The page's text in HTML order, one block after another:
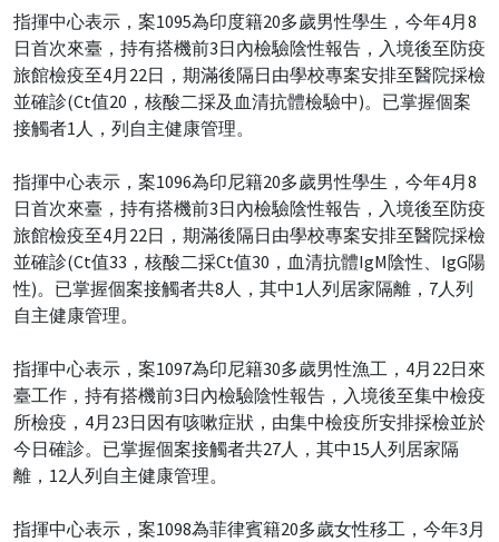
指揮中心表示，案1095為印度籍20多歲男性學生，今年4月8
日首次來臺，持有搭機前3日內檢驗陰性報告，入境後至防疫
旅館檢疫至4月22日，期滿後隔日由學校專案安排至醫院採檢
並確診(Ct值20，核酸二採及血清抗體檢驗中)。已掌握個案
接觸者1人，列自主健康管理。
指揮中心表示，案1096為印尼籍20多歲男性學生，今年4月8
日首次來臺，持有搭機前3日內檢驗陰性報告，入境後至防疫
旅館檢疫至4月22日，期滿後隔日由學校專案安排至醫院採檢
並確診(Ct值33，核酸二採Ct值30，血清抗體IgM陰性、IgG陽
性)。已掌握個案接觸者共8人，其中1人列居家隔離，7人列
自主健康管理。
指揮中心表示，案1097為印尼籍30多歲男性漁工，4月22日來
臺工作，持有搭機前3日內檢驗陰性報告，入境後至集中檢疫
所檢疫，4月23日因有咳嗽症狀，由集中檢疫所安排採檢並於
今日確診。已掌握個案接觸者共27人，其中15人列居家隔
離，12人列自主健康管理。
指揮中心表示，案1098為菲律賓籍20多歲女性移工，今年3月